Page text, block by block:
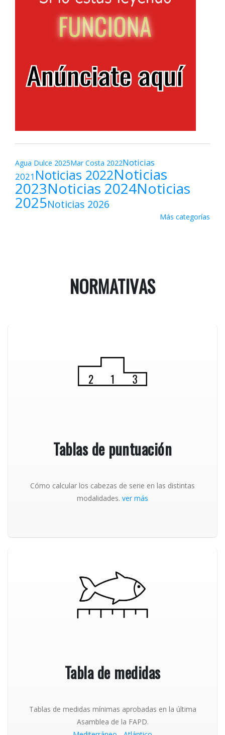
Agua Dulce 2025Mar Costa 2022Noticias
2021 Noticias 2022Noticias
2023Noticias 2024Noticias
2025Noticias 2026
Más categorías
NORMATIVAS
Tablas de puntuación
Cómo calcular los cabezas de serie en las distintas
modalidades. ver más
Tabla de medidas
Tablas de medidas mínimas aprobadas en la última
Asamblea de la FAPD.